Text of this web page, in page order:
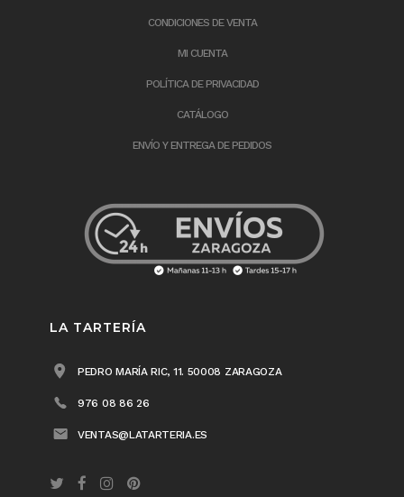
CONDICIONES DE VENTA
MI CUENTA
POLÍTICA DE PRIVACIDAD
CATÁLOGO
ENVÍO Y ENTREGA DE PEDIDOS
LA TARTERÍA
PEDRO MARÍA RIC, 11. 50008 ZARAGOZA
976 08 86 26
VENTAS@LATARTERIA.ES